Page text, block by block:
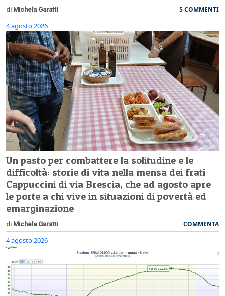
di Michela Garatti 5 COMMENTI
4 agosto 2026
Un pasto per combattere la solitudine e le
difficoltà: storie di vita nella mensa dei frati
Cappuccini di via Brescia, che ad agosto apre
le porte a chi vive in situazioni di povertà ed
emarginazione
di Michela Garatti COMMENTA
4 agosto 2026